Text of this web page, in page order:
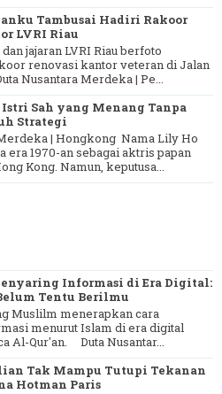
Tambusai Hadiri Rakoor
LVRI Riau
jajaran LVRI Riau berfoto
renovasi kantor veteran di Jalan
Nusantara Merdeka | Pe...
Sah yang Menang Tanpa
Strategi
| Hongkong Nama Lily Ho
era 1970-an sebagai aktris papan
Kong. Namun, keputusa...
Informasi di Era Digital:
Tentu Berilmu
Muslilm menerapkan cara
menurut Islam di era digital
Al-Qur'an. Duta Nusantar...
Tak Mampu Tutupi Tekanan
Hotman Paris